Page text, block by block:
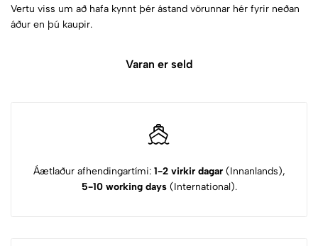
Vertu viss um að hafa kynnt þér ástand vörunnar hér fyrir neðan
áður en þú kaupir.
Varan er seld
Áætlaður afhendingartími: 1-2 virkir dagar (Innanlands),
5-10 working days(International).